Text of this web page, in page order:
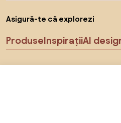
Asigură-te că explorezi
ProduseInspirațiiAI